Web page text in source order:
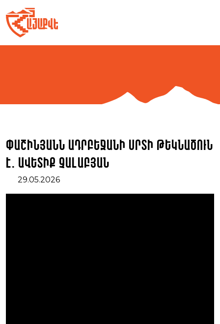
to
content
Փաշինյանն Ադրբեջանի սրտի թեկնածուն
է. Ավետիք Չալաբյան
29.05.2026